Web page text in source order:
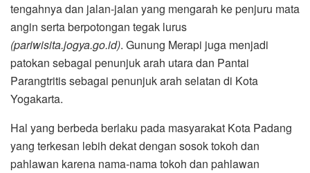
tengahnya dan jalan-jalan yang mengarah ke penjuru mata
angin serta berpotongan tegak lurus
(pariwisita.jogya.go.id). Gunung Merapi juga menjadi
patokan sebagai penunjuk arah utara dan Pantai
Parangtritis sebagai penunjuk arah selatan di Kota
Yogakarta.
Hal yang berbeda berlaku pada masyarakat Kota Padang
yang terkesan lebih dekat dengan sosok tokoh dan
pahlawan karena nama-nama tokoh dan pahlawan